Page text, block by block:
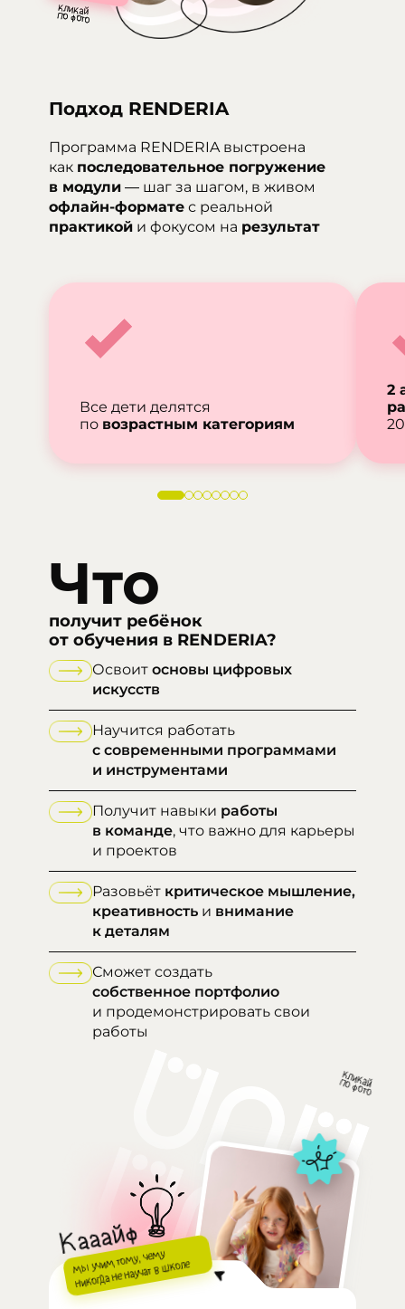
Подход RENDERIA
Программа RENDERIA выстроена
как последовательное погружение
в модули — шаг за шагом, в живом
офлайн-формате с реальной
практикой и фокусом на результат
Все дети делятся
по возрастным категориям
2
Что
получит ребёнок
от обучения в RENDERIA?
Кааайф
мы учим тому, чему
никогда не научат в школе
Освоит основы цифровых
искусств
Научится работать
с современными программами
и инструментами
Получит навыки работы
в команде, что важно для карьеры
и проектов
Разовьёт критическое мышление,
креативность и внимание
к деталям
Сможет создать
собственное портфолио
и продемонстрировать свои
работы